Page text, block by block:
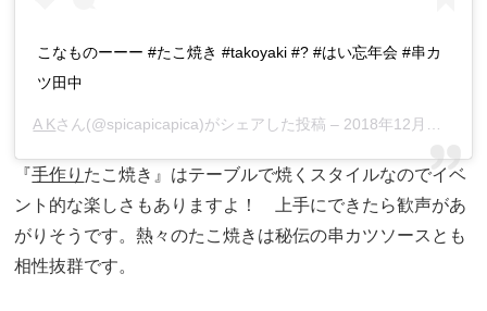
こなものーーー #たこ焼き #takoyaki #? #はい忘年会 #串カ
ツ田中
A Kさん(@spicapicapica)がシェアした投稿 – 2018年12月月21日午前7時08分PST
『手作り たこ焼き』はテーブルで焼くスタイルなのでイベ
ント的な楽しさもありますよ！ 上手にできたら歓声があ
がりそうです。熱々のたこ焼きは秘伝の串カツソースとも
相性抜群です。